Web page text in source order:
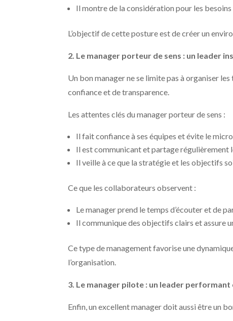
Il montre de la considération pour les
L’objectif de cette posture est de créer un
2. Le manager porteur de sens : un leader
Un bon manager ne se limite pas à organiser
confiance et de transparence.
Les attentes clés du manager porteur de sens :
Il fait confiance à ses équipes et évite le
Il est communicant et partage régulièrement
Il veille à ce que la stratégie et les objectifs
Ce que les collaborateurs observent :
Le manager prend le temps d’écouter et de
Il communique des objectifs clairs et assure
Ce type de management favorise une
l’organisation.
3. Le manager pilote : un leader
Enfin, un excellent manager doit aussi être un